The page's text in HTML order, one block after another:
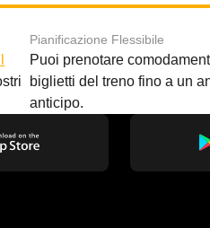
Pianificazione Flessibile
Puoi prenotare
biglietti del treno fino a un
anticipo.